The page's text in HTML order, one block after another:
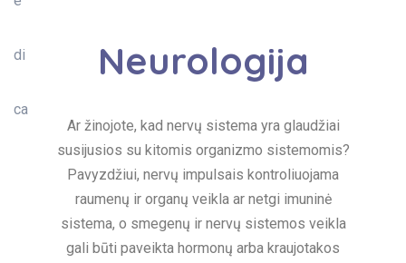
Neurologija​
Ar žinojote, kad nervų sistema yra glaudžiai
susijusios su kitomis organizmo sistemomis?
Pavyzdžiui, nervų impulsais kontroliuojama
raumenų ir organų veikla ar netgi imuninė
sistema, o smegenų ir nervų sistemos veikla
gali būti paveikta hormonų arba kraujotakos